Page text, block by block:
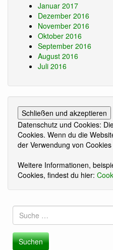
Januar 2017
Dezember 2016
November 2016
Oktober 2016
September 2016
August 2016
Juli 2016
Datenschutz und Cookies:
Cookies. Wenn du die
der Verwendung von Cookies
Weitere Informationen,
Cookies, findest du hier:
Suche
nach: